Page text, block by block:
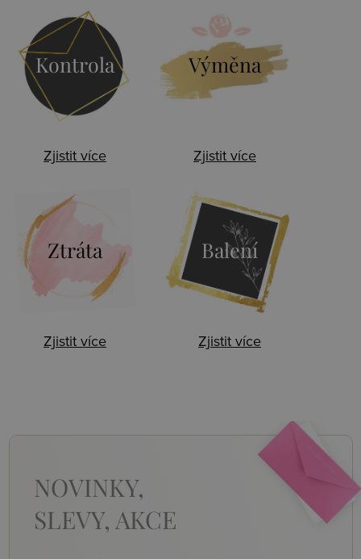
Kontrola
Zjistit více
Výměna
Zjistit více
Ztráta
Zjistit více
Balení
Zjistit více
NOVINKY,
SLEVY, AKCE